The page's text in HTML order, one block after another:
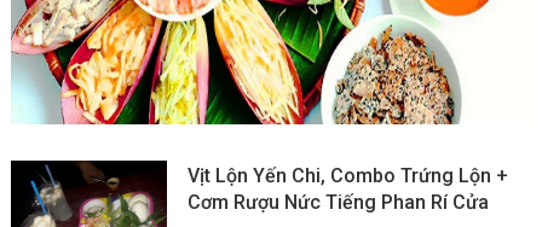
Vịt Lộn Yến Chi, Combo Trứng Lộn +
Cơm Rượu Nức Tiếng Phan Rí Cửa